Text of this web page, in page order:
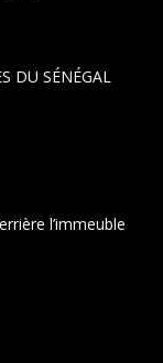
DU SÉNÉGAL
l’immeuble